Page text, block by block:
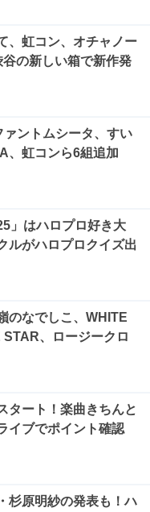
、虹コン、オチャノー
の新しい箱で新作発
ァントムシータ、すい
、虹コンら6組追加
」はハロプロ好き大
ルがハロプロクイズ出
のなでしこ、WHITE
、ロージークロ
タート！楽曲きちんと
イブでポイント確認
杉原明紗の発表も！ハ